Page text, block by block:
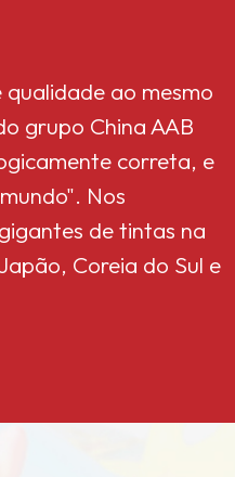
ao mesmo
grupo China AAB
correta, e
Nos
de tintas na
Coreia do Sul e